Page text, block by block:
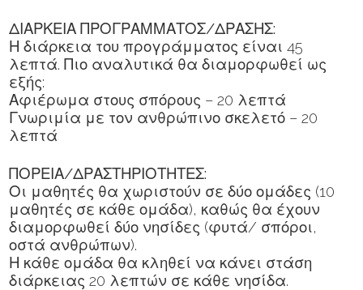
ΔΙΑΡΚΕΙΑ ΠΡΟΓΡΑΜΜΑΤΟΣ/ΔΡΑΣΗΣ:
Η διάρκεια του προγράμματος είναι 45
λεπτά. Πιο αναλυτικά θα διαμορφωθεί ως
εξής:
Αφιέρωμα στους σπόρους – 20 λεπτά
Γνωριμία με τον ανθρώπινο σκελετό – 20
λεπτά
ΠΟΡΕΙΑ/ΔΡΑΣΤΗΡΙΟΤΗΤΕΣ:
Οι μαθητές θα χωριστούν σε δύο ομάδες (10
μαθητές σε κάθε ομάδα), καθώς θα έχουν
διαμορφωθεί δύο νησίδες (φυτά/ σπόροι,
οστά ανθρώπων).
Η κάθε ομάδα θα κληθεί να κάνει στάση
διάρκειας 20 λεπτών σε κάθε νησίδα.